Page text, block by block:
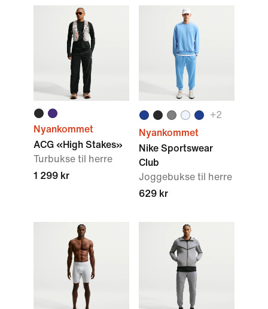
Nyankommet
ACG «High Stakes»
Turbukse til herre
1 299 kr
+2
Nyankommet
Nike Sportswear
Club
Joggebukse til herre
629 kr